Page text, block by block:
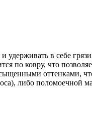
в себе
по ковру, что
оттенками,
либо поломоечной